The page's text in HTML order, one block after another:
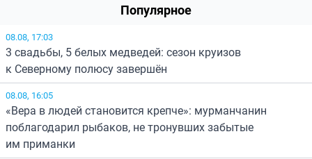
Популярное
08.08, 17:03
3 свадьбы, 5 белых медведей: сезон круизов
к Северному полюсу завершён
08.08, 16:05
«Вера в людей становится крепче»: мурманчанин
поблагодарил рыбаков, не тронувших забытые
им приманки